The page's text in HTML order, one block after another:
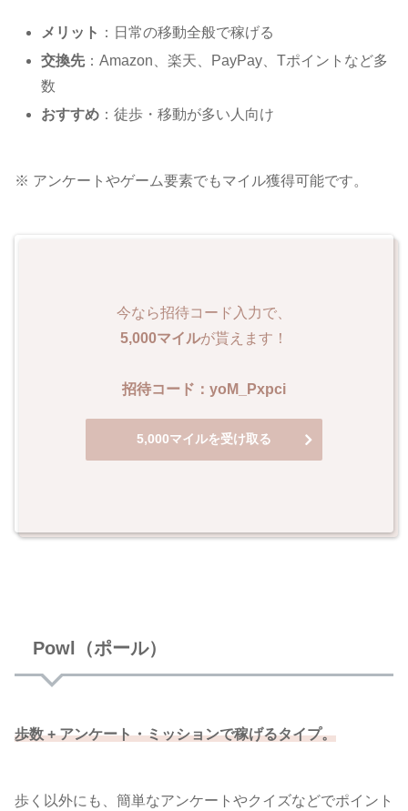
メリット ：日常の移動全般で稼げる
交換先：Amazon、楽天、PayPay、Tポイントなど多
数
おすすめ ：徒歩・移動が多い人向け
※ アンケートやゲーム要素でもマイル獲得可能です。
今なら招待コード入力で、
5,000マイルが貰えます！
招待コード：yoM_Pxpci
5,000マイルを受け取る
Powl（ポール）
歩数 + アンケート・ミッションで稼げるタイプ。
歩く以外にも、簡単なアンケートやクイズなどでポイント